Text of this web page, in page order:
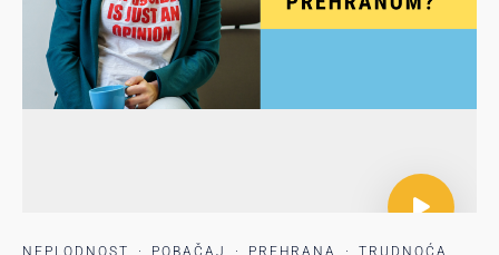
NEPLODNOST · POBAČAJ · PREHRANA · TRUDNOĆA